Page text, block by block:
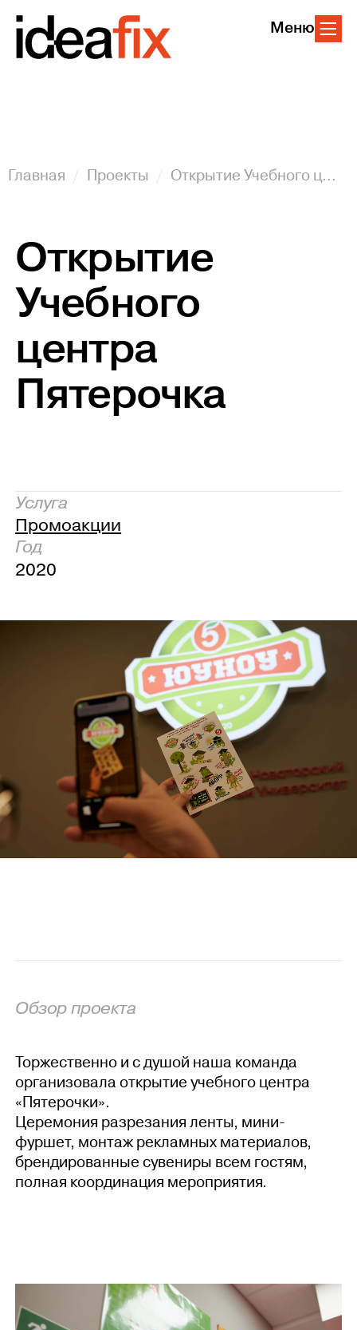
Меню
Открытие
Учебного
центра
Пятерочка
Главная Проекты Открытие Учебного центра Пятерочка
Услуга
Промоакции
Год
2020
Обзор проекта
Торжественно и с душой наша команда
организовала открытие учебного центра
«Пятерочки».
Церемония разрезания ленты, мини-
фуршет, монтаж рекламных материалов,
брендированные сувениры всем гостям,
полная координация мероприятия.